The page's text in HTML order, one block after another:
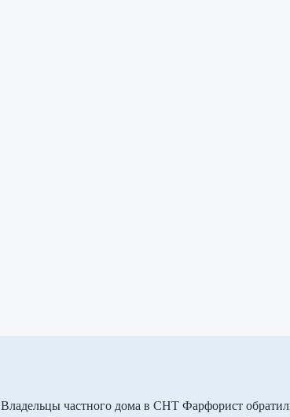
Владельцы частного дома в СНТ Фарфорист